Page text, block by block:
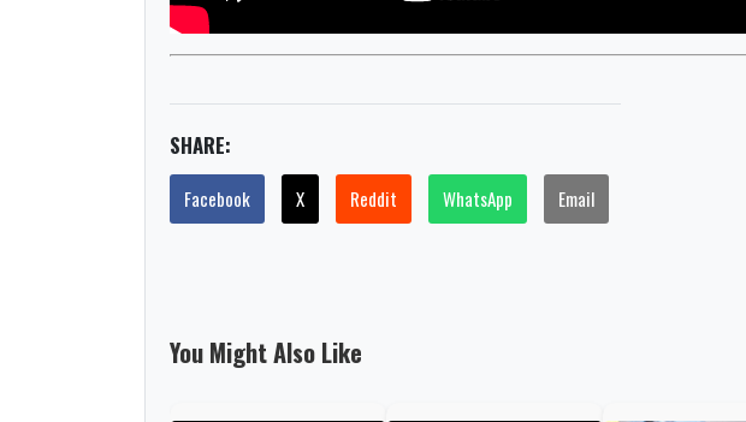
SHARE:
Facebook X Reddit WhatsApp Email
You Might Also Like